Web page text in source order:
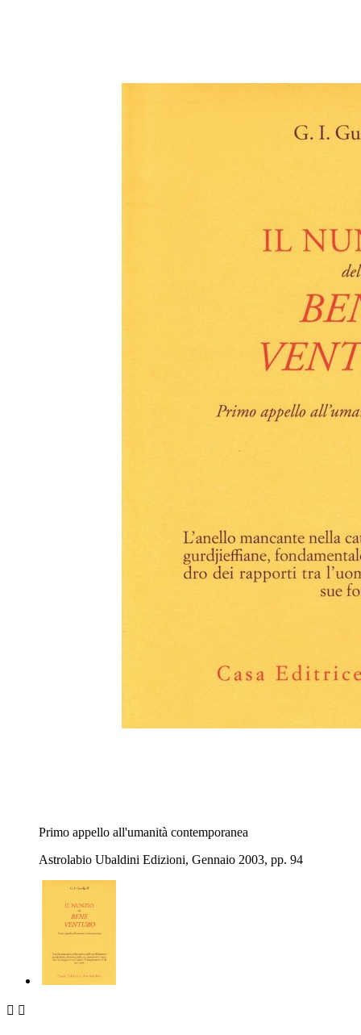
Primo appello all'umanità contemporanea
Astrolabio Ubaldini Edizioni, Gennaio 2003, pp. 94
 